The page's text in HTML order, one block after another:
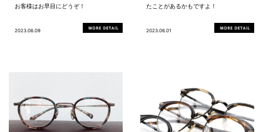
お客様はお早目にどうぞ！
2023.06.09
たことがあるかもですよ！
2023.06.01